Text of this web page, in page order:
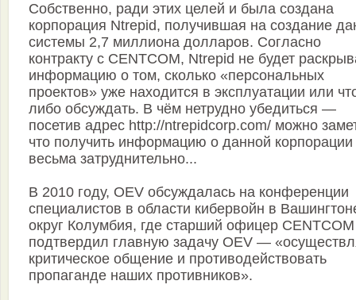
Собственно, ради этих целей и была создана
корпорация Ntrepid, получившая на создание
системы 2,7 миллиона долларов. Согласно
контракту с CENTCOM, Ntrepid не будет
информацию о том, сколько «персональных
проектов» уже находится в эксплуатации или
либо обсуждать. В чём нетрудно убедиться —
посетив адрес http://ntrepidcorp.com/ можно
что получить информацию о данной корпорации
весьма затруднительно...
В 2010 году, OEV обсуждалась на конференции
специалистов в области кибервойн в
округ Колумбия, где старший офицер CENTCOM
подтвердил главную задачу OEV —
критическое общение и противодействовать
пропаганде наших противников».